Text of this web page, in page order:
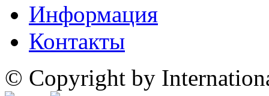
Информация
Контакты
© Copyright by